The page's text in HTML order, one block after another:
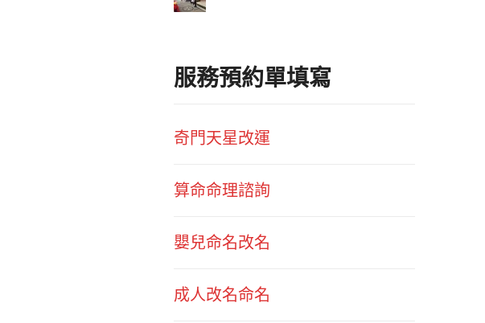
服務預約單填寫
奇門天星改運
算命命理諮詢
嬰兒命名改名
成人改名命名